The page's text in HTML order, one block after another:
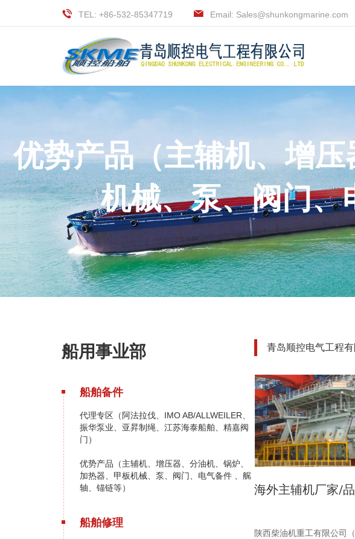
TEL: +86-532-85347719 Email: Sales@shunkongmarine.com
优势产品（主辅机、增
机械、泵、阀门、
船用事业部
船舶备件
代理专区（阿法拉伐、IMO AB/ALLWEILER、
振华泵业、亚昇制绳、江苏海泰船舶、精嘉阀
门）
优势产品（主辅机、增压器、分油机、锅炉、
加热器、甲板机械、泵、阀门、电气备件 、艉
轴、锚链等）
船舶修理
青岛顺控电气工程
海外主辅机厂家/
陕西柴油机重工有限公司